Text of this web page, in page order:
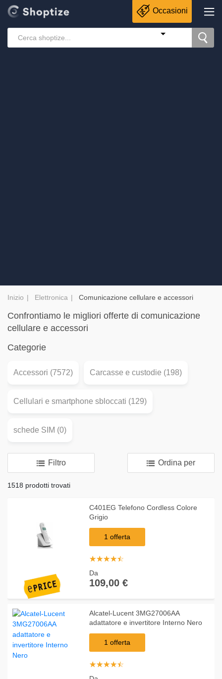
Occasioni
Inizio Elettronica Comunicazione cellulare e accessori
Confrontiamo le migliori offerte di comunicazione
cellulare e accessori
Categorie
Accessori (7572) Carcasse e custodie (198)
Cellulari e smartphone sbloccati (129)
schede SIM (0)
Filtro Ordina per
1518 prodotti trovati
C401EG Telefono Cordless Colore
Grigio
1 offerta
☆☆☆☆☆
★★★★★
Da
109,00 €
Alcatel-Lucent 3MG27006AA
adattatore e invertitore Interno Nero
1 offerta
☆☆☆☆☆
★★★★★